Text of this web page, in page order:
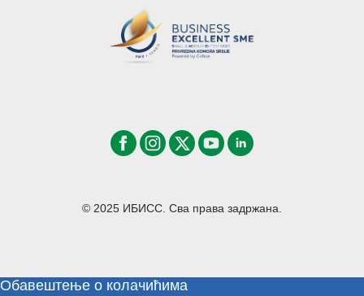
© 2025 ИБИСС. Сва права задржана.
Обавештење о колачићима